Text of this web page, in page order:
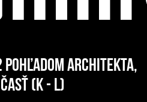
pohľadom architekta,
(K - L)